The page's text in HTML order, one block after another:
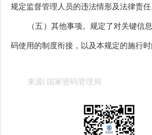
规定监督管理人员的违法情形及法律责任
（五）其他事项。规定了对关键信
码使用的制度衔接，以及本规定的施行时
来源| 国家密码管理局